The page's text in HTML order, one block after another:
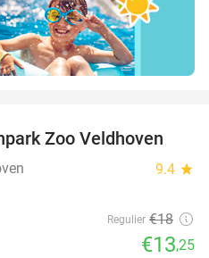
26%
Zoo Veldhoven
9.4 star
Regulier €18
€13,25